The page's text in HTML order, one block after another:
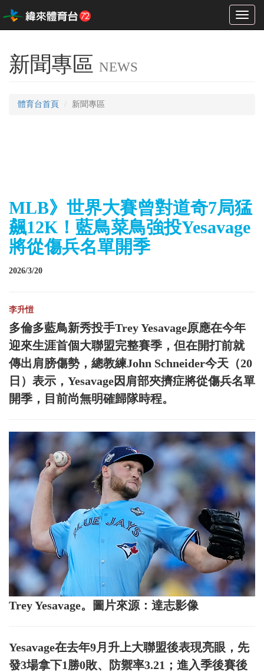
Toggle
新聞專區 NEWS
體育台首頁 新聞專區
MLB》世界大賽曾對道奇7局猛
飆12K！藍鳥菜鳥強投Yesavage
將從傷兵名單開季
2026/3/20
李升愷
多倫多藍鳥新秀投手Trey Yesavage原應在今年
迎來生涯首個大聯盟完整賽季，但在開打前就
傳出肩膀傷勢，總教練John Schneider今天（20
日）表示，Yesavage因肩部夾擠症將從傷兵名單
開季，目前尚無明確歸隊時程。
Trey Yesavage。圖片來源：達志影像
Yesavage在去年9月升上大聯盟後表現亮眼，先
發3場拿下1勝0敗、防禦率3.21；進入季後賽後